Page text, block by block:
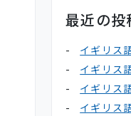
最近の投
イギリス
イギリス
イギリス
イギリス